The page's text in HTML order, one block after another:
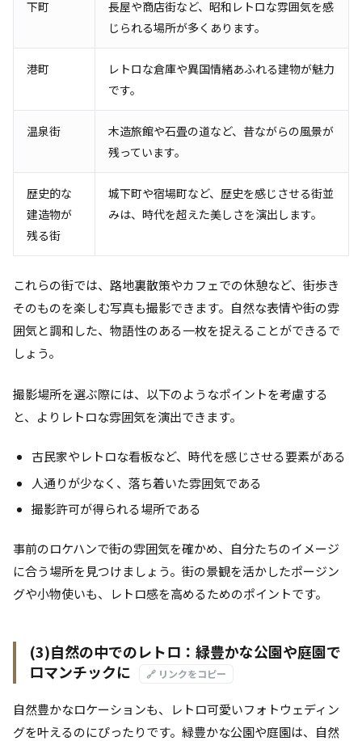
下町
長屋や商店街など、昭和レトロな雰囲気を感
じられる場所が多くあります。
港町
レトロな倉庫や異国情緒あふれる建物が魅力
です。
温泉街
木造旅館や石畳の道など、昔ながらの風景が
残っています。
歴史的な
建造物が
残る街
城下町や宿場町など、歴史を感じさせる街並
みは、時代を超えた美しさを演出します。
これらの街では、路地裏散策やカフェでの休憩など、街歩き
そのものを楽しむ写真も撮影できます。自然な表情や街の雰
囲気と調和した、物語性のある一枚を捉えることができるで
しょう。
撮影場所を選ぶ際には、以下のようなポイントを考慮する
と、よりレトロな雰囲気を演出できます。
古民家やレトロな看板など、時代を感じさせる要素がある
人通りが少なく、落ち着いた雰囲気である
撮影許可が得られる場所である
事前のロケハンで街の雰囲気を確かめ、自分たちのイメージ
に合う場所を見つけましょう。街の景観を活かしたポージン
グや小物使いも、レトロ感を高めるためのポイントです。
(3)自然の中でのレトロ：緑豊かな公園や庭園で
ロマンチックに
🔗 リンクをコピー
自然豊かなロケーションも、レトロ可愛いフォトウェディン
グを叶えるのにぴったりです。緑豊かな公園や庭園は、自然